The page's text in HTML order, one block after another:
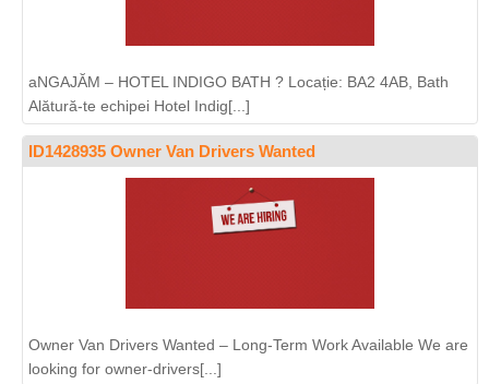
aNGAJĂM – HOTEL INDIGO BATH ? Locație: BA2 4AB, Bath
Alătură-te echipei Hotel Indig[...]
ID1428935 Owner Van Drivers Wanted
Owner Van Drivers Wanted – Long-Term Work Available We are
looking for owner-drivers[...]